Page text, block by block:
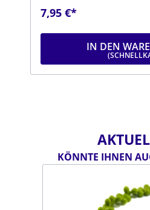
Kugel: ca. 7,5mmLänge: ca.
7,95 €*
IN DEN
KÖNNTE IHNEN